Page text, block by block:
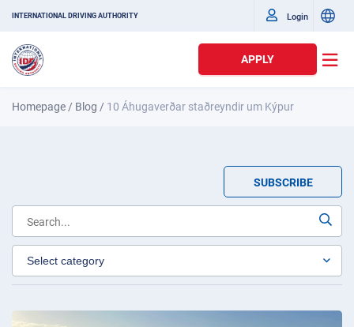
INTERNATIONAL DRIVING AUTHORITY Login
APPLY
Homepage / Blog / 10 Áhugaverðar staðreyndir um Kýpur
SUBSCRIBE